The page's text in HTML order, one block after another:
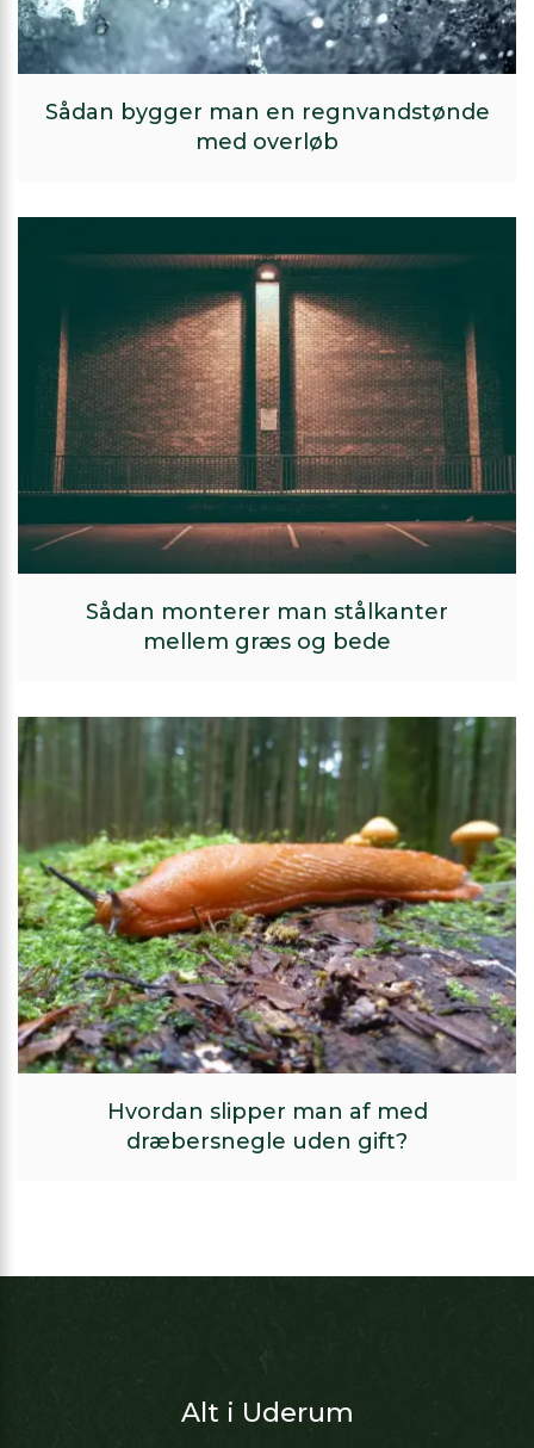
Sådan bygger man en regnvandstønde
med overløb
Sådan monterer man stålkanter
mellem græs og bede
Hvordan slipper man af med
dræbersnegle uden gift?
Alt i Uderum